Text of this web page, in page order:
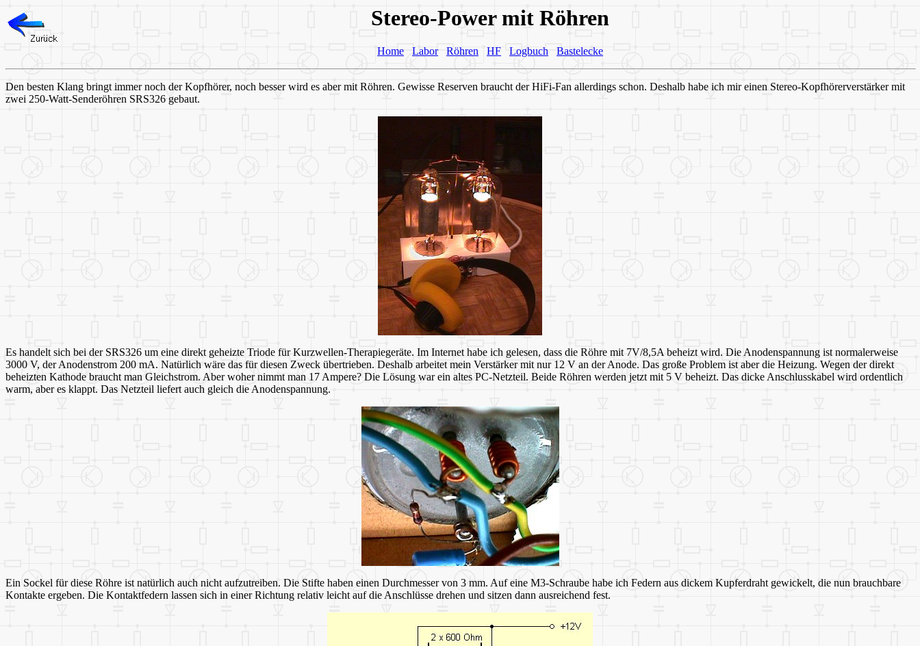
Stereo-Power mit Röhren
Home Labor Röhren HF Logbuch Bastelecke
Den besten Klang bringt immer noch der Kopfhörer, noch besser wird es aber mit Röhren. Gewisse Reserven braucht der HiFi-Fan allerdings schon. Deshalb habe ich mir einen Stereo-Kopfhörerverstärker mit
zwei 250-Watt-Senderöhren SRS326 gebaut.
Es handelt sich bei der SRS326 um eine direkt geheizte Triode für Kurzwellen-Therapiegeräte. Im Internet habe ich gelesen, dass die Röhre mit 7V/8,5A beheizt wird. Die Anodenspannung ist normalerweise
3000 V, der Anodenstrom 200 mA. Natürlich wäre das für diesen Zweck übertrieben. Deshalb arbeitet mein Verstärker mit nur 12 V an der Anode. Das große Problem ist aber die Heizung. Wegen der direkt
beheizten Kathode braucht man Gleichstrom. Aber woher nimmt man 17 Ampere? Die Lösung war ein altes PC-Netzteil. Beide Röhren werden jetzt mit 5 V beheizt. Das dicke Anschlusskabel wird ordentlich
warm, aber es klappt. Das Netzteil liefert auch gleich die Anodenspannung.
Ein Sockel für diese Röhre ist natürlich auch nicht aufzutreiben. Die Stifte haben einen Durchmesser von 3 mm. Auf eine M3-Schraube habe ich Federn aus dickem Kupferdraht gewickelt, die nun brauchbare
Kontakte ergeben. Die Kontaktfedern lassen sich in einer Richtung relativ leicht auf die Anschlüsse drehen und sitzen dann ausreichend fest.